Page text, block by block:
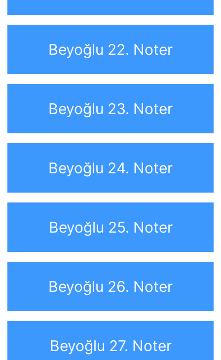
Beyoğlu 22. Noter
Beyoğlu 23. Noter
Beyoğlu 24. Noter
Beyoğlu 25. Noter
Beyoğlu 26. Noter
Beyoğlu 27. Noter